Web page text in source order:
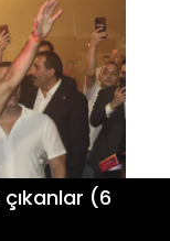
(6